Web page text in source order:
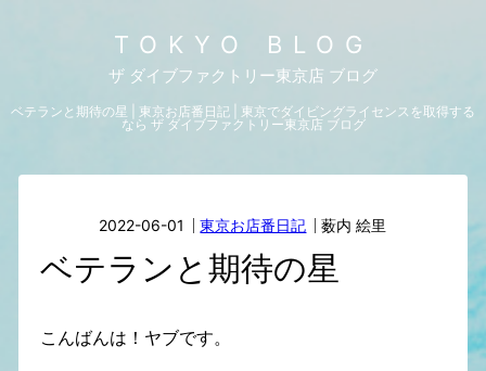
TOKYO BLOG
ザ ダイブファクトリー東京店 ブログ
ベテランと期待の星 | 東京お店番日記 | 東京でダイビングライセンスを取得する
なら ザ ダイブファクトリー東京店 ブログ
2022-06-01 東京お店番日記 薮内 絵里
ベテランと期待の星
こんばんは！ヤブです。